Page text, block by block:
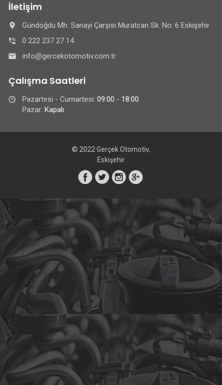
İletişim
Gündoğdu Mh. Sanayi Çarşısı Muratcan Sk. No: 6 Eskişehir
0 222 237 27 14
info@gercekotomotiv.com.tr
Çalışma Saatleri
Pazartesi - Cumartesi: 09:00 - 18:00
Pazar: Kapalı
© 2022 Gerçek Otomotiv,
Eskişehir